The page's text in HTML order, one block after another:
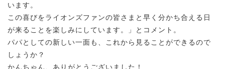
います。
この喜びをライオンズファンの皆さまと早く分かち合える日
が来ることを楽しみにしています。」とコメント。
パパとしての新しい一面も、これから見ることができるので
しょうか？
かんちゃん、ありがとうございました！